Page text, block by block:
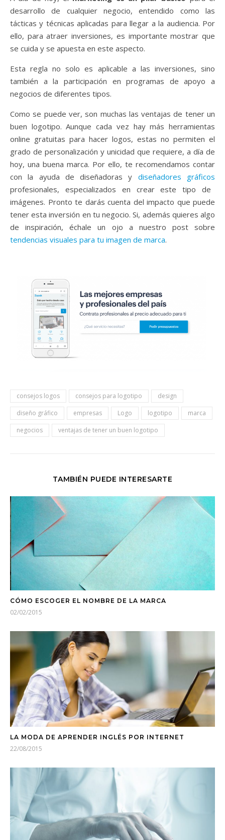
desarrollo de cualquier negocio, entendido como las
tácticas y técnicas aplicadas para llegar a la audiencia. Por
ello, para atraer inversiones, es importante mostrar que
se cuida y se apuesta en este aspecto.
Esta regla no solo es aplicable a las inversiones, sino
también a la participación en programas de apoyo a
negocios de diferentes tipos.
Como se puede ver, son muchas las ventajas de tener un
buen logotipo. Aunque cada vez hay más herramientas
online gratuitas para hacer logos, estas no permiten el
grado de personalización y unicidad que requiere, a día de
hoy, una buena marca. Por ello, te recomendamos contar
con la ayuda de diseñadoras y diseñadores gráficos
profesionales, especializados en crear este tipo de
imágenes. Pronto te darás cuenta del impacto que puede
tener esta inversión en tu negocio. Si, además quieres algo
de inspiración, échale un ojo a nuestro post sobre
tendencias visuales para tu imagen de marca.
consejos logos consejos para logotipo
design
diseño gráfico
empresas Logo logotipo
marca
negocios
ventajas de tener un buen logotipo
TAMBIÉN PUEDE INTERESARTE
CÓMO ESCOGER EL NOMBRE DE LA MARCA
02/02/2015
LA MODA DE APRENDER INGLÉS POR INTERNET
22/08/2015